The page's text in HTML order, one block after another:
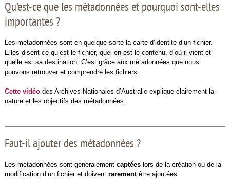
Qu’est-ce que les métadonnées et pourquoi sont-elles
importantes ?
Les métadonnées sont en quelque sorte la carte d’identité d’un fichier.
Elles disent ce qu’est le fichier, quel en est le contenu, d’où il vient et
quelle est sa destination. C’est grâce aux métadonnées que nous
pouvons retrouver et comprendre les fichiers.
Cette vidéodes Archives Nationales d’Australie explique clairement la
nature et les objectifs des métadonnées.
Faut-il ajouter des métadonnées ?
Les métadonnées sont généralementcaptéeslors de la création ou de la
modification d’un fichier et doivent rarementêtre ajoutées